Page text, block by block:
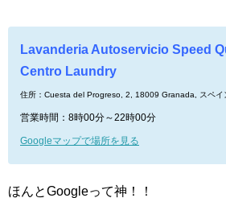
Lavanderia Autoservicio Speed
Centro Laundry
住所：Cuesta del Progreso, 2, 18009 Granada, スペイ
営業時間：8時00分～22時00分
Googleマップで場所を見る
ほんとGoogleって神！！